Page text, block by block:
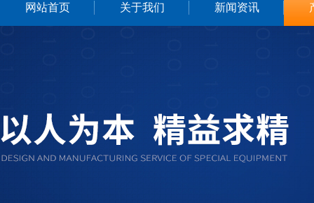
网站首页 关于我们 新闻资讯